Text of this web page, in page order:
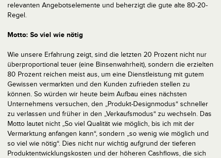
relevanten Angebotselemente und beherzigt die gute alte 80-20-
Regel.
Motto: So viel wie nötig
Wie unsere Erfahrung zeigt, sind die letzten 20 Prozent nicht nur
überproportional teuer (eine Binsenwahrheit), sondern die erzielten
80 Prozent reichen meist aus, um eine Dienstleistung mit gutem
Gewissen vermarkten und den Kunden zufrieden stellen zu
können. So würden wir heute beim Aufbau eines nächsten
Unternehmens versuchen, den „Produkt-Designmodus“ schneller
zu verlassen und früher in den „Verkaufsmodus“ zu wechseln. Das
Motto lautet nicht „So viel Qualität wie möglich, bis ich mit der
Vermarktung anfangen kann“, sondern „so wenig wie möglich und
so viel wie nötig“. Dies nicht nur wichtig aufgrund der tieferen
Produktentwicklungskosten und der höheren Cashflows, die sich